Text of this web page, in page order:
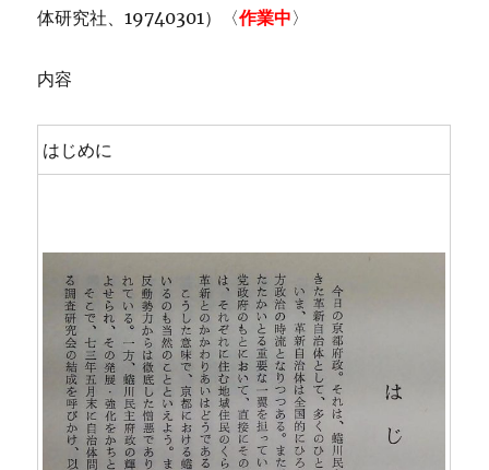
体研究社、19740301）〈作業中〉
内容
はじめに